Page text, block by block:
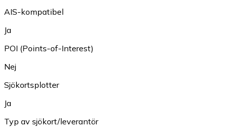
AIS-kompatibel
Ja
POI (Points-of-Interest)
Nej
Sjökortsplotter
Ja
Typ av sjökort/leverantör